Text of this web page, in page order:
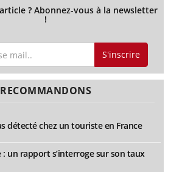
? Abonnez-vous à la newsletter
!
S'inscrire
détecté chez un touriste en France
un rapport s’interroge sur son taux